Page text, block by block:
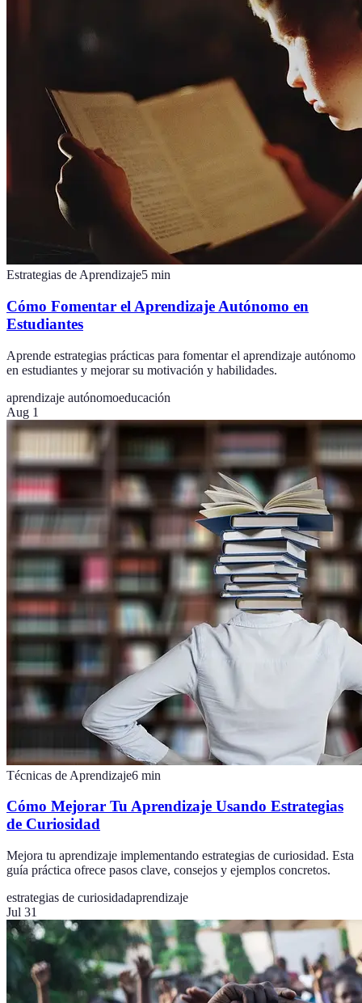
Estrategias de Aprendizaje5 min
Cómo Fomentar el Aprendizaje Autónomo en
Estudiantes
Aprende estrategias prácticas para fomentar el aprendizaje autónomo
en estudiantes y mejorar su motivación y habilidades.
aprendizaje autónomoeducación
Aug 1
Técnicas de Aprendizaje6 min
Cómo Mejorar Tu Aprendizaje Usando Estrategias
de Curiosidad
Mejora tu aprendizaje implementando estrategias de curiosidad. Esta
guía práctica ofrece pasos clave, consejos y ejemplos concretos.
estrategias de curiosidadaprendizaje
Jul 31